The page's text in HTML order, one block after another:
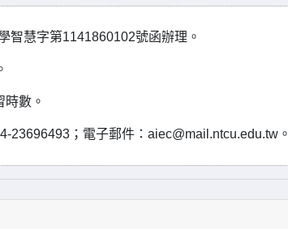
智慧字第1141860102號函辦理。
數。
23696493；電子郵件：aiec@mail.ntcu.edu.tw。